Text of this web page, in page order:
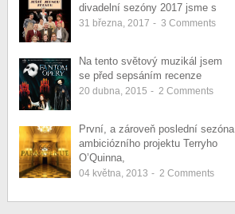
divadelní sezóny 2017 jsme s
31 března, 2017 - 3 Comments
Na tento světový muzikál jsem
se před sepsáním recenze
20 dubna, 2015 - 2 Comments
První, a zároveň poslední sezóna
ambiciózního projektu Terryho
O’Quinna,
04 května, 2013 - 2 Comments